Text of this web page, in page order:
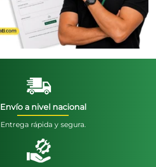
Envío a nivel nacional
Entrega rápida y segura.